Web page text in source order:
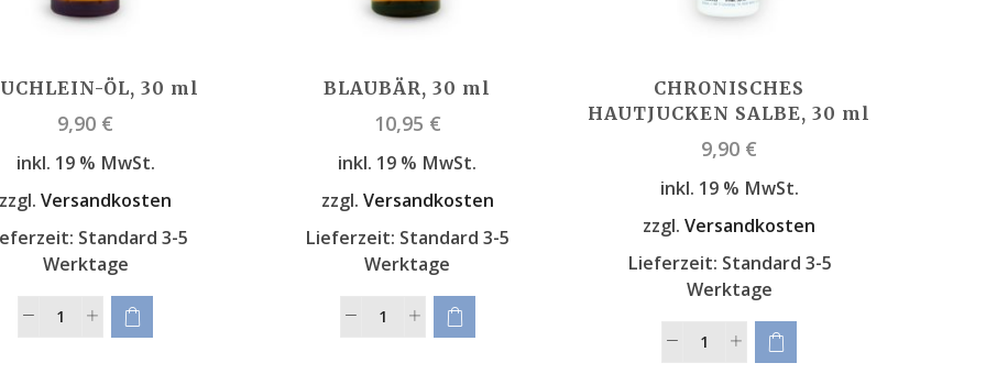
ÖL, 30 ml
9,90 €
inkl. 19 % MwSt.
zzgl.Versandkosten
Standard 3-5
Werktage
BLAUBÄR, 30 ml
10,95 €
inkl. 19 % MwSt.
zzgl. Versandkosten
Lieferzeit: Standard 3-5
Werktage
CHRONISCHES
HAUTJUCKEN SALBE, 30 ml
9,90 €
inkl. 19 % MwSt.
zzgl.Versandkosten
Lieferzeit: Standard 3-5
Werktage